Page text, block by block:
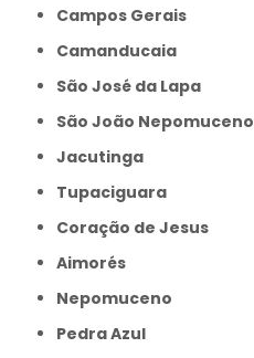
Campos Gerais
Camanducaia
São José da Lapa
São João Nepomuceno
Jacutinga
Tupaciguara
Coração de Jesus
Aimorés
Nepomuceno
Pedra Azul